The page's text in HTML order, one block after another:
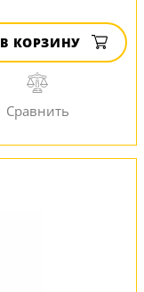
В КОРЗИНУ